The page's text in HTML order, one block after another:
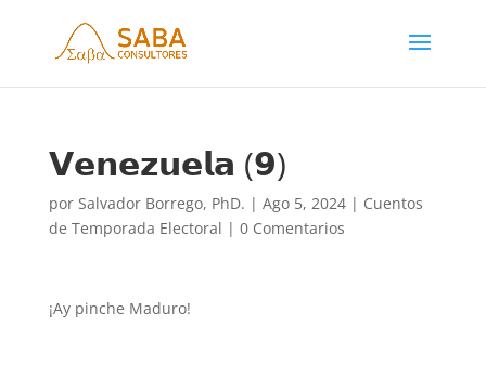
𝗩𝗲𝗻𝗲𝘇𝘂𝗲𝗹𝗮 (𝟵)
por Salvador Borrego, PhD. | Ago 5, 2024| Cuentos
de Temporada Electoral | 0 Comentarios
¡Ay pinche Maduro!